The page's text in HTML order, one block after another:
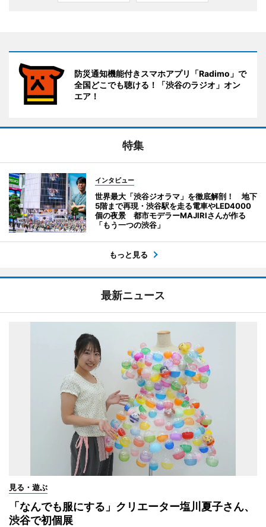
防災通知機能付きスマホアプリ「Radimo」で
全国どこでも聴ける！「渋谷のラジオ」オン
エア！
特集
インタビュー
世界最大「渋谷ジオラマ」を徹底解剖！ 地下
5階まで再現・渋谷駅を走る電車やLED4000
個の夜景 都市モデラーMAJIRIさんが作る
「もう一つの渋谷」
もっと見る
最新ニュース
見る・遊ぶ
「なんでも服にする」クリエーター塩川夏子さん、
渋谷で初個展